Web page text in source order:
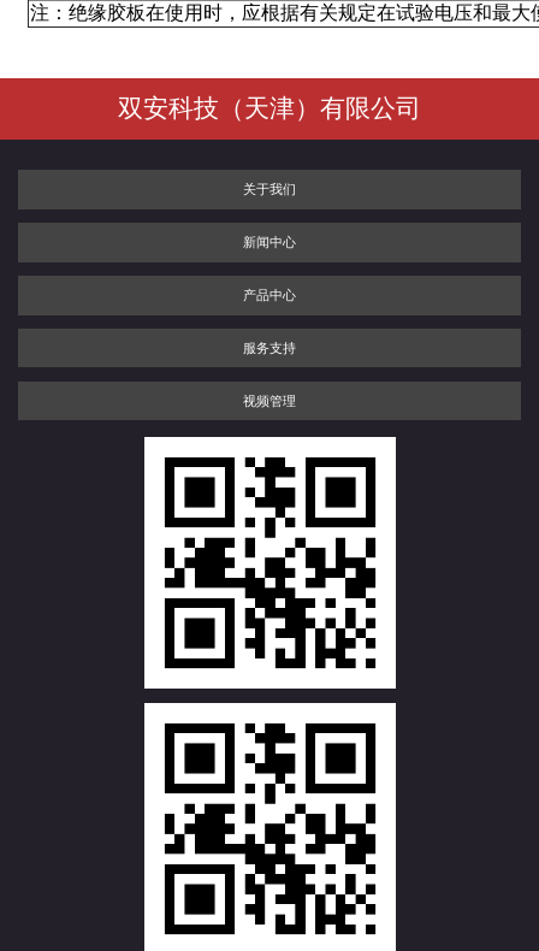
注：绝缘胶板在使用时，应根据有关规定在试验电压和最
双安科技（天津）有限公司
关于我们
新闻中心
产品中心
服务支持
视频管理